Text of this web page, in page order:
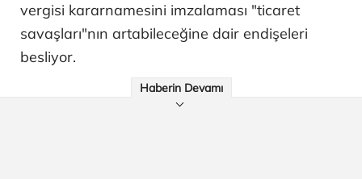
vergisi kararnamesini imzalaması "ticaret
savaşları"nın artabileceğine dair endişeleri
besliyor.
Haberin Devamı